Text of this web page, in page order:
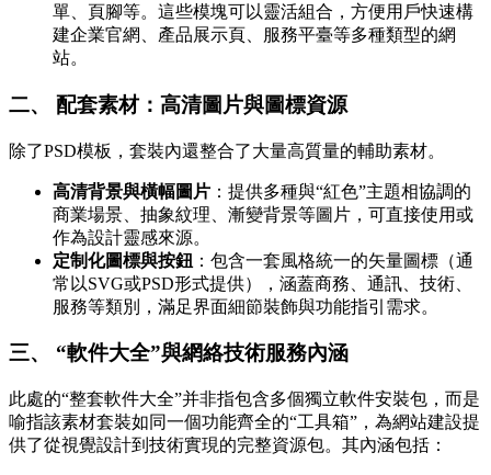
單、頁腳等。這些模塊可以靈活組合，方便用戶快速構
建企業官網、產品展示頁、服務平臺等多種類型的網
站。
二、 配套素材：高清圖片與圖標資源
除了PSD模板，套裝內還整合了大量高質量的輔助素材。
高清背景與橫幅圖片 ：提供多種與“紅色”主題相協調的
商業場景、抽象紋理、漸變背景等圖片，可直接使用或
作為設計靈感來源。
定制化圖標與按鈕 ：包含一套風格統一的矢量圖標（通
常以SVG或PSD形式提供），涵蓋商務、通訊、技術、
服務等類別，滿足界面細節裝飾與功能指引需求。
三、 “軟件大全”與網絡技術服務內涵
此處的“整套軟件大全”并非指包含多個獨立軟件安裝包，而是
喻指該素材套裝如同一個功能齊全的“工具箱”，為網站建設提
供了從視覺設計到技術實現的完整資源包。其內涵包括：